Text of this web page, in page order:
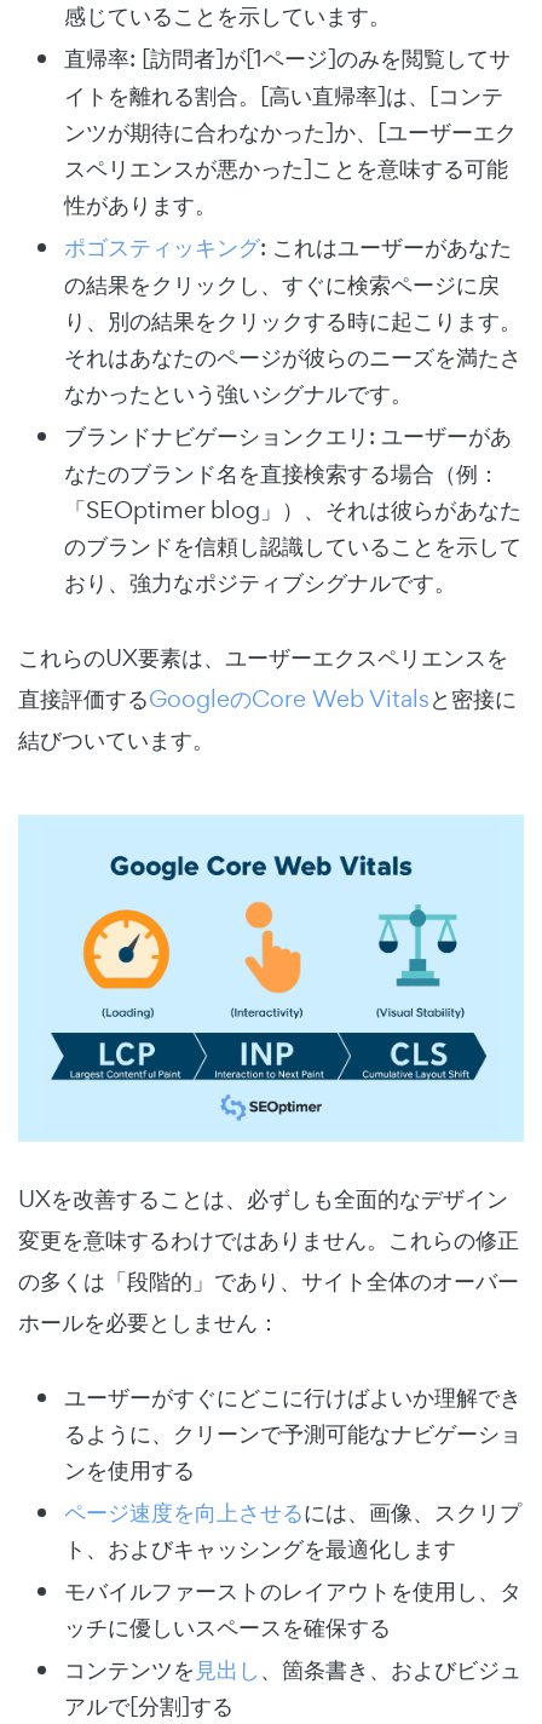
感じていることを示しています。
直帰率: [訪問者]が[1ページ]のみを閲覧してサ
イトを離れる割合。[高い直帰率]は、[コンテ
ンツが期待に合わなかった]か、[ユーザーエク
スペリエンスが悪かった]ことを意味する可能
性があります。
ポゴスティッキング: これはユーザーがあなた
の結果をクリックし、すぐに検索ページに戻
り、別の結果をクリックする時に起こります。
それはあなたのページが彼らのニーズを満たさ
なかったという強いシグナルです。
ブランドナビゲーションクエリ: ユーザーがあ
なたのブランド名を直接検索する場合（例：
「SEOptimer blog」）、それは彼らがあなた
のブランドを信頼し認識していることを示して
おり、強力なポジティブシグナルです。
これらのUX要素は、ユーザーエクスペリエンスを
直接評価するGoogleのCore Web Vitalsと密接に
結びついています。
UXを改善することは、必ずしも全面的なデザイン
変更を意味するわけではありません。これらの修正
の多くは「段階的」であり、サイト全体のオーバー
ホールを必要としません：
ユーザーがすぐにどこに行けばよいか理解でき
るように、クリーンで予測可能なナビゲーショ
ンを使用する
ページ速度を向上させるには、画像、スクリプ
ト、およびキャッシングを最適化します
モバイルファーストのレイアウトを使用し、タ
ッチに優しいスペースを確保する
コンテンツを見出し、箇条書き、およびビジュ
アルで[分割]する